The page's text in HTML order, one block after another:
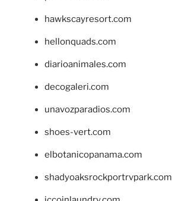
hawkscayresort.com
hellonquads.com
diarioanimales.com
decogaleri.com
unavozparadios.com
shoes-vert.com
elbotanicopanama.com
shadyoaksrockportrvpark.com